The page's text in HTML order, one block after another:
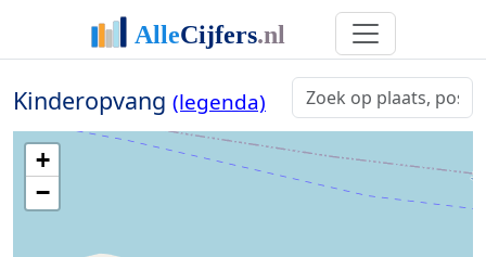
Kinderopvang (legenda)
+
−